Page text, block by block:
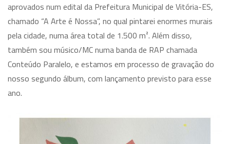
aprovados num edital da Prefeitura Municipal de Vitória-ES,
chamado “A Arte é Nossa”, no qual pintarei enormes murais
pela cidade, numa área total de 1.500 m². Além disso,
também sou músico/MC numa banda de RAP chamada
Conteúdo Paralelo, e estamos em processo de gravação do
nosso segundo álbum, com lançamento previsto para esse
ano.